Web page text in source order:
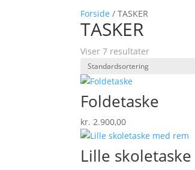
Forside / TASKER
TASKER
Viser 7 resultater
Foldetaske
kr. 2.900,00
Lille